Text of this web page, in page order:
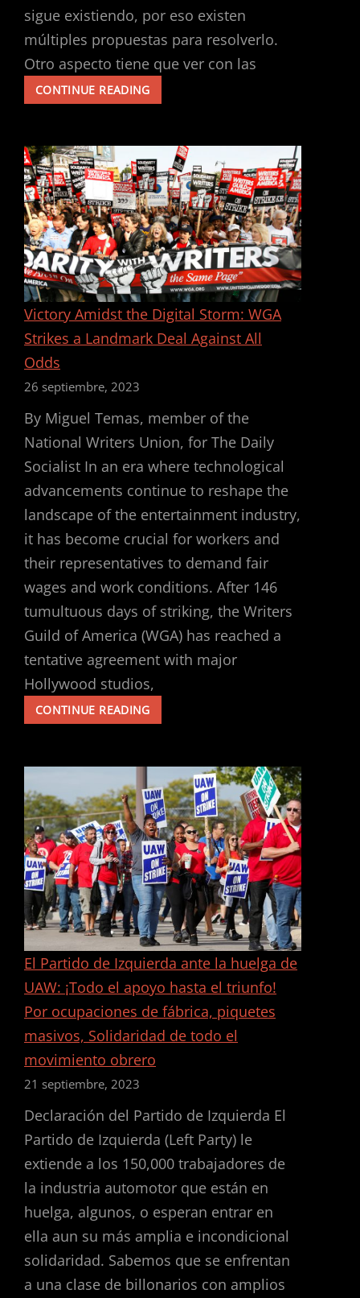
sigue existiendo, por eso existen
múltiples propuestas para resolverlo.
Otro aspecto tiene que ver con las
CONTINUE READINGLA
LIBERACIÓN
MUJER
Y
LA
LUCHA
POR
EL
SOCIALISMO
O
LA
EXTINCIÓN
Victory Amidst the Digital Storm: WGA
Strikes a Landmark Deal Against All
Odds
26 septiembre, 2023
By Miguel Temas, member of the
National Writers Union, for The Daily
Socialist In an era where technological
advancements continue to reshape the
landscape of the entertainment industry,
it has become crucial for workers and
their representatives to demand fair
wages and work conditions. After 146
tumultuous days of striking, the Writers
Guild of America (WGA) has reached a
tentative agreement with major
Hollywood studios,
CONTINUE READINGVICTORY
AMIDST
STORM:
WGA
STRIKES
A
LANDMARK
DEAL
AGAINST
ALL
ODDS
El Partido de Izquierda ante la huelga de
UAW: ¡Todo el apoyo hasta el triunfo!
Por ocupaciones de fábrica, piquetes
masivos, Solidaridad de todo el
movimiento obrero
21 septiembre, 2023
Declaración del Partido de Izquierda El
Partido de Izquierda (Left Party) le
extiende a los 150,000 trabajadores de
la industria automotor que están en
huelga, algunos, o esperan entrar en
ella aun su más amplia e incondicional
solidaridad. Sabemos que se enfrentan
a una clase de billonarios con amplios